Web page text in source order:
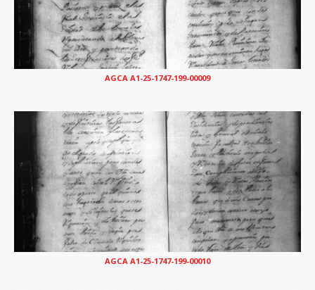
AGCA A1-25-1747-199-00009
AGCA A1-25-1747-199-00010